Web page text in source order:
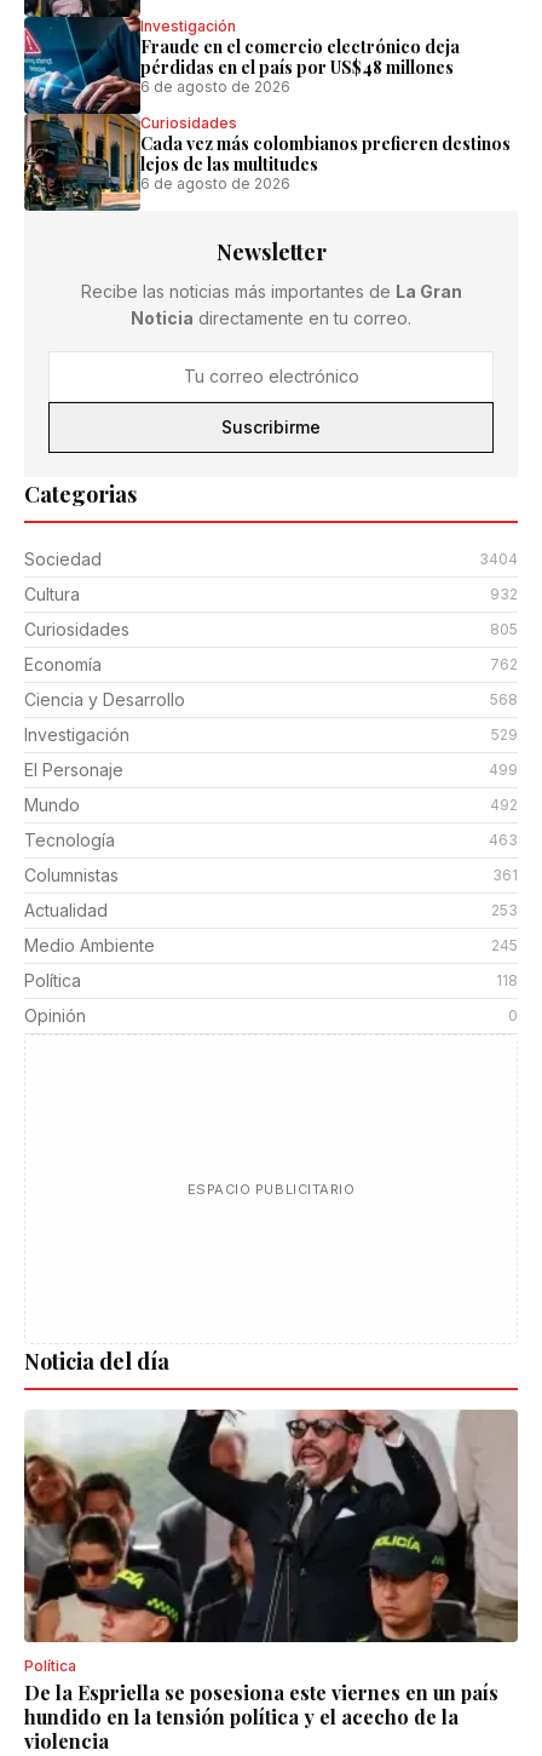
Investigación
Fraude en el comercio electrónico deja
pérdidas en el país por US$48 millones
6 de agosto de 2026
Curiosidades
Cada vez más colombianos prefieren destinos
lejos de las multitudes
6 de agosto de 2026
Categorias
Sociedad 3404
Cultura 932
Curiosidades 805
Economía 762
Ciencia y Desarrollo 568
Investigación 529
El Personaje 499
Mundo 492
Tecnología 463
Columnistas 361
Actualidad 253
Medio Ambiente 245
Política 118
Opinión 0
Newsletter
Recibe las noticias más importantes de La Gran
Noticia directamente en tu correo.
Suscribirme
ESPACIO PUBLICITARIO
Noticia del día
Política
De la Espriella se posesiona este viernes en un país
hundido en la tensión política y el acecho de la
violencia